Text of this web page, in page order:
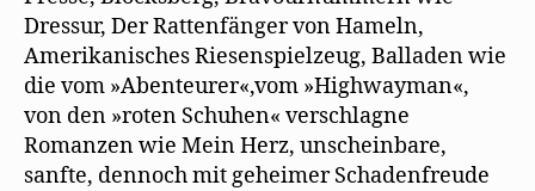
Dressur, Der Rattenfänger von Hameln,
Amerikanisches Riesenspielzeug, Balladen wie
die vom »Abenteurer«,vom »Highwayman«,
von den »roten Schuhen« verschlagne
Romanzen wie Mein Herz, unscheinbare,
sanfte, dennoch mit geheimer Schadenfreude